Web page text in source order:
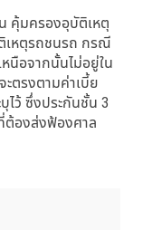
คุ้มครองอุบัติเหตุ
เหตุรถชนรถ กรณี
นือจากนั้นไม่อยู่ใน
ตรงตามค่าเบี้ย
ไว้ ซึ่งประกันชั้น 3
ต้องส่งฟ้องศาล